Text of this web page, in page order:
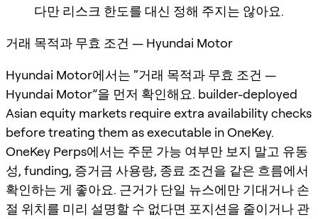
다만 리스크 한도를 대신 정해 주지는 않아요.
거래 목적과 무효 조건 — Hyundai Motor
Hyundai Motor에서는 “거래 목적과 무효 조건 —
Hyundai Motor”을 먼저 확인해요. builder-deployed
Asian equity markets require extra availability checks
before treating them as executable in OneKey.
OneKey Perps에서는 주문 가능 여부만 보지 말고 유동
성, funding, 증거금 사용량, 종료 조건을 같은 흐름에서
확인하는 게 좋아요. 근거가 단일 뉴스에만 기대거나 손
절 위치를 미리 설명할 수 없다면 포지션을 줄이거나 관